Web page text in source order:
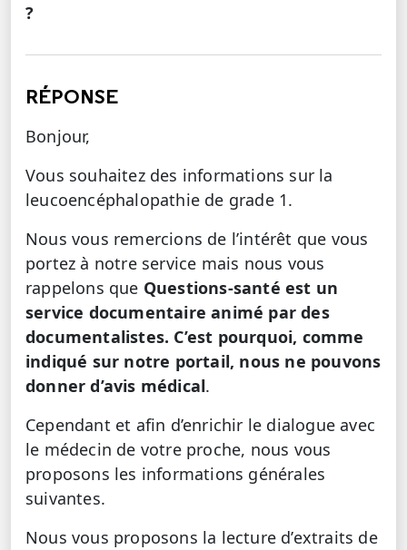
?
RÉPONSE
Bonjour,
Vous souhaitez des informations sur la
leucoencéphalopathie de grade 1.
Nous vous remercions de l’intérêt que vous
portez à notre service mais nous vous
rappelons que Questions-santé est un
service documentaire animé par des
documentalistes. C’est pourquoi, comme
indiqué sur notre portail, nous ne pouvons
donner d’avis médical.
Cependant et afin d’enrichir le dialogue avec
le médecin de votre proche, nous vous
proposons les informations générales
suivantes.
Nous vous proposons la lecture d’extraits de